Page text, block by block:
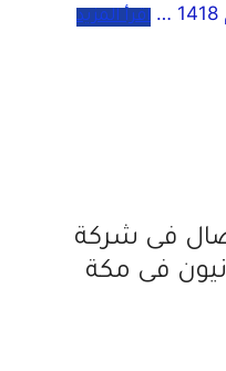
اقرأ المزيد
فى شركة
فى مكة